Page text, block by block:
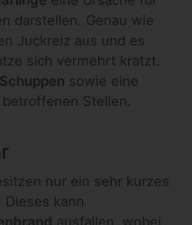
darstellen. Genau wie
Juckreiz aus und es
sich vermehrt kratzt.
Schuppen sowie eine
betroffenen Stellen.
nur ein sehr kurzes
Dieses kann
ausfallen, wobei